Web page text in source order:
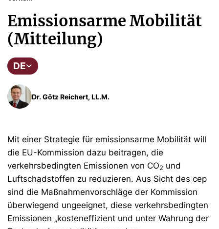
Emissionsarme Mobilität
(Mitteilung)
DE
Dr. Götz Reichert, LL.M.
Mit einer Strategie für emissionsarme Mobilität will
die EU-Kommission dazu beitragen, die
verkehrsbedingten Emissionen von CO2 und
Luftschadstoffen zu reduzieren. Aus Sicht des cep
sind die Maßnahmenvorschläge der Kommission
überwiegend ungeeignet, diese verkehrsbedingten
Emissionen „kosteneffizient und unter Wahrung der